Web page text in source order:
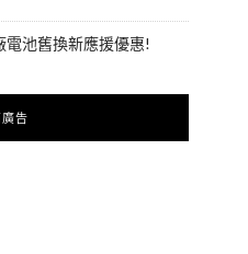
池舊換新應援優惠!
告